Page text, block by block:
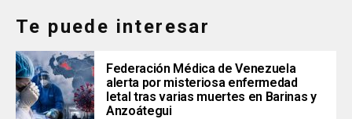
Te puede interesar
Federación Médica de Venezuela
alerta por misteriosa enfermedad
letal tras varias muertes en Barinas y
Anzoátegui